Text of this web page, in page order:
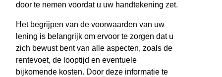
door te nemen voordat u uw handtekening zet.
Het begrijpen van de voorwaarden van uw
lening is belangrijk om ervoor te zorgen dat u
zich bewust bent van alle aspecten, zoals de
rentevoet, de looptijd en eventuele
bijkomende kosten. Door deze informatie te